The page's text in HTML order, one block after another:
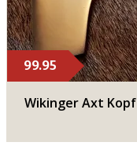
99.95
Wikinger Axt Kopf